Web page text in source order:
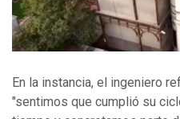
En la instancia, el ingeniero
"sentimos que cumplió su